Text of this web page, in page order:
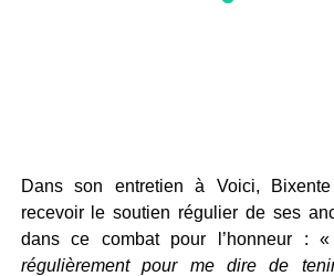
Dans son entretien à Voici,
recevoir le soutien régulier de ses
dans ce combat pour l’honneur : «
régulièrement pour me dire de